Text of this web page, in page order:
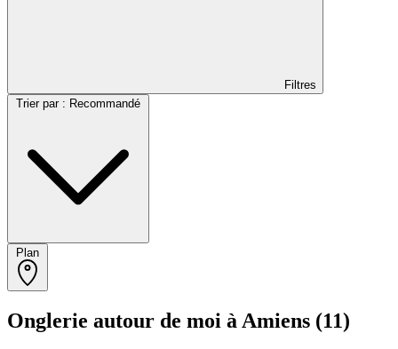
Filtres
Onglerie autour de moi à Amiens (11)